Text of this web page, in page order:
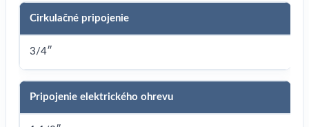
Cirkulačné pripojenie
3/4″
Pripojenie elektrického ohrevu